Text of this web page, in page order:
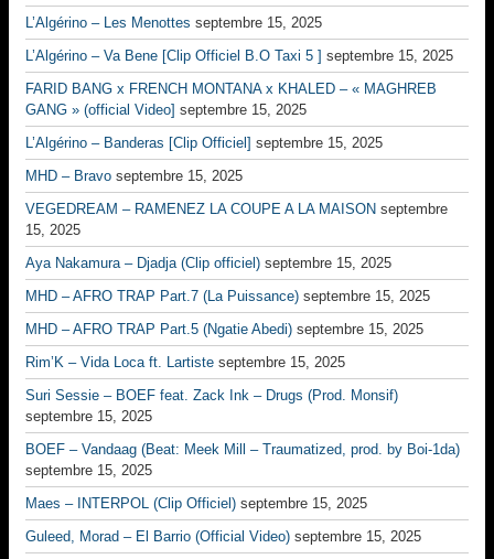
L’Algérino – Les Menottes septembre 15, 2025
L’Algérino – Va Bene [Clip Officiel B.O Taxi 5 ] septembre 15, 2025
FARID BANG x FRENCH MONTANA x KHALED – « MAGHREB
GANG » (official Video] septembre 15, 2025
L’Algérino – Banderas [Clip Officiel] septembre 15, 2025
MHD – Bravo septembre 15, 2025
VEGEDREAM – RAMENEZ LA COUPE A LA MAISON septembre
15, 2025
Aya Nakamura – Djadja (Clip officiel) septembre 15, 2025
MHD – AFRO TRAP Part.7 (La Puissance) septembre 15, 2025
MHD – AFRO TRAP Part.5 (Ngatie Abedi) septembre 15, 2025
Rim’K – Vida Loca ft. Lartiste septembre 15, 2025
Suri Sessie – BOEF feat. Zack Ink – Drugs (Prod. Monsif)
septembre 15, 2025
BOEF – Vandaag (Beat: Meek Mill – Traumatized, prod. by Boi-1da)
septembre 15, 2025
Maes – INTERPOL (Clip Officiel) septembre 15, 2025
Guleed, Morad – El Barrio (Official Video) septembre 15, 2025